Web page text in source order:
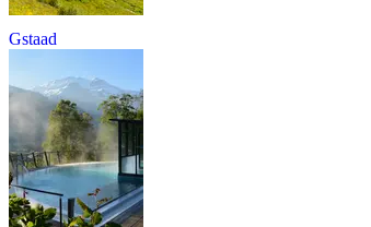
Gstaad